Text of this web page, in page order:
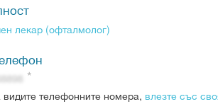
лекар (офталмолог)
телефонните номера, влезте със